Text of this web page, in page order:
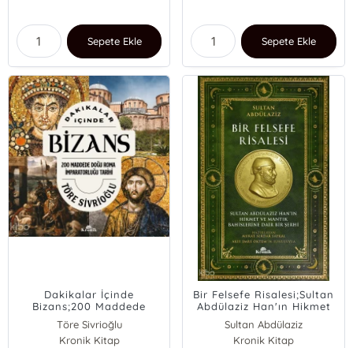
Sepete Ekle Sepete Ekle
Dakikalar İçinde
Bizans;200 Maddede
Doğu Roma
İmparatorluğu Tarihi
Töre Sivrioğlu
Kronik Kitap
Bir Felsefe Risalesi;Sultan
Abdülaziz Han'ın Hikmet
ve Mantık Bahislerine Dair
Bir Şerhi
Sultan Abdülaziz
Kronik Kitap